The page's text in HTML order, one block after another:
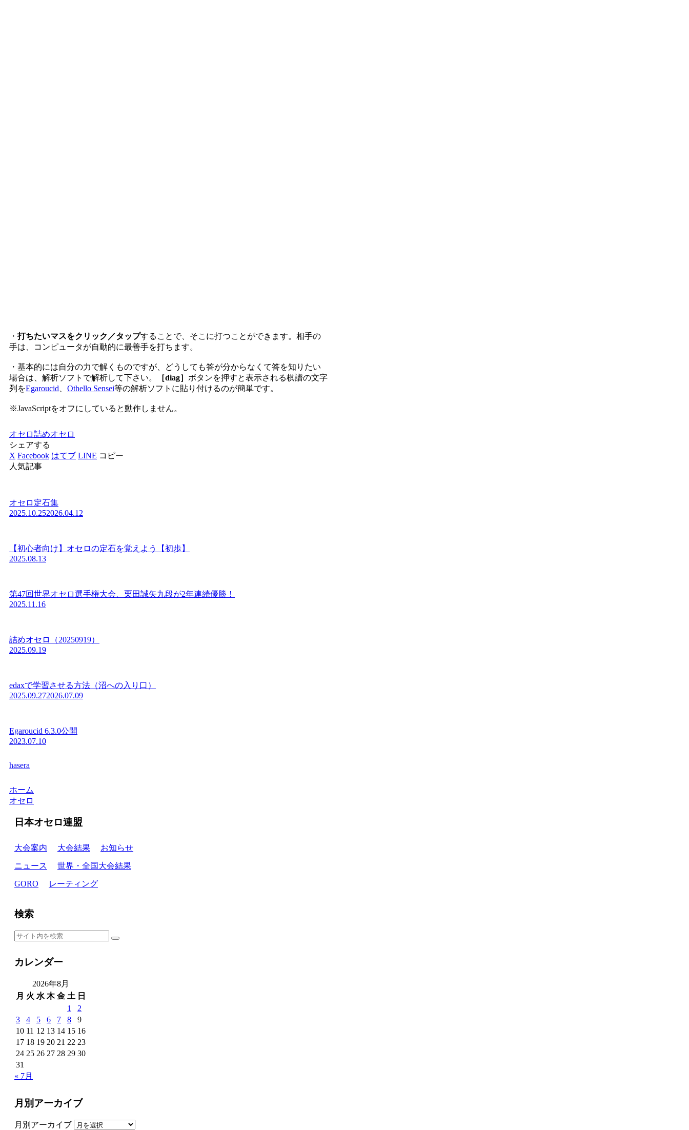
・打ちたいマスをクリック／タップすることで、そこに打つことができます。相手の
手は、コンピュータが自動的に最善手を打ちます。
・基本的には自分の力で解くものですが、どうしても答が分からなくて答を知りたい
場合は、解析ソフトで解析して下さい。
［diag］ ボタンを押すと表示される棋譜の文字
列をEgaroucid Othello Sensei等の解析ソフトに貼り付けるのが簡単です。
※JavaScriptをオフにしていると動作しません。
オセロ詰めオセロ
シェアする
X Facebook はてブ LINE コピー
人気記事
オセロ定石集
2025.10.252026.04.12
【初心者向け】オセロの定石を覚えよう【初歩】
2025.08.13
第47回世界オセロ選手権大会、栗田誠矢九段が2年連続優勝！
2025.11.16
詰めオセロ（20250919）
2025.09.19
edaxで学習させる方法（沼への入り口）
2025.09.272026.07.09
Egaroucid 6.3.0公開
2023.07.10
hasera
ホーム
オセロ
日本オセロ連盟
大会案内 大会結果 お知らせ
ニュース 世界・全国大会結果
GORO レーティング
検索
カレンダー
2026年8月
月 火 水 木 金 土 日
1
2
3
4 5 6 7 8
9
10 11 12 13 14 15 16
17 18 19 20 21 22 23
24 25 26 27 28 29 30
31
« 7月
月別アーカイブ
月別アーカイブ